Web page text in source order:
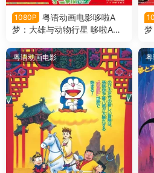
1080P
粤语动画电影哆啦A
梦：大雄与动物行星 哆啦A梦
版
版
粤语动画电影